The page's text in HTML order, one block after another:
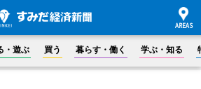
・遊ぶ 買う 暮らす・働く 学ぶ・知る